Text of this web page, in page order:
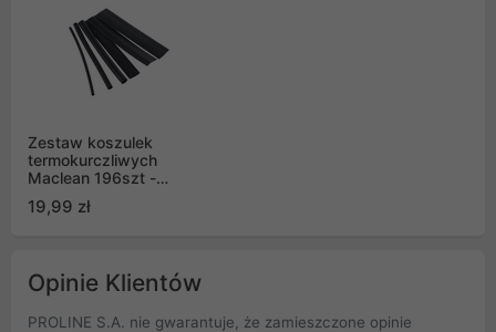
Zestaw koszulek
termokurczliwych
Maclean 196szt -
19,99 zł
Opinie Klientów
PROLINE S.A. nie gwarantuje, że zamieszczone opinie